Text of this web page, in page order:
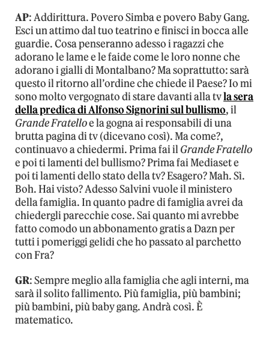
AP: Addirittura. Povero Simba e povero Baby Gang.
Esci un attimo dal tuo teatrino e finisci in bocca alle
guardie. Cosa penseranno adesso i ragazzi che
adorano le lame e le faide come le loro nonne che
adorano i gialli di Montalbano? Ma soprattutto: sarà
questo il ritorno all’ordine che chiede il Paese? Io mi
sono molto vergognato di stare davanti alla tvla sera
della predica di Alfonso Signorini sul bullismo, il
Grande Fratelloe la gogna ai responsabili di una
brutta pagina di tv (dicevano così). Ma come?,
continuavo a chiedermi. Prima fai ilGrande Fratello
e poi ti lamenti del bullismo? Prima fai Mediaset e
poi ti lamenti dello stato della tv? Esagero? Mah. Sì.
Boh. Hai visto? Adesso Salvini vuole il ministero
della famiglia. In quanto padre di famiglia avrei da
chiedergli parecchie cose. Sai quanto mi avrebbe
fatto comodo un abbonamento gratis a Dazn per
tutti i pomeriggi gelidi che ho passato al parchetto
con Fra?
GR: Sempre meglio alla famiglia che agli interni, ma
sarà il solito fallimento. Più famiglia, più bambini;
più bambini, più baby gang. Andrà così. È
matematico.